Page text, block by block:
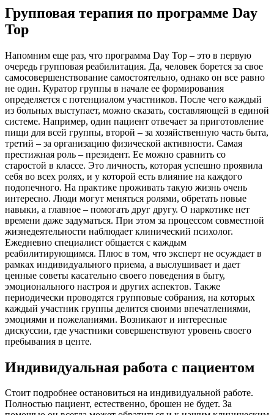
Групповая терапия по программе Day
Top
Напомним еще раз, что программа Day Top – это в первую
очередь групповая реабилитация. Да, человек борется за свое
самосовершенствование самостоятельно, однако он все равно
не один. Куратор группы в начале ее формирования
определяется с потенциалом участников. После чего каждый
из больных выступает, можно сказать, составляющей в единой
системе. Например, один пациент отвечает за приготовление
пищи для всей группы, второй – за хозяйственную часть быта,
третий – за организацию физической активности. Самая
престижная роль – президент. Ее можно сравнить со
старостой в классе. Это личность, которая успешно проявила
себя во всех ролях, и у которой есть влияние на каждого
подопечного. На практике проживать такую жизнь очень
интересно. Люди могут меняться ролями, обретать новые
навыки, а главное – помогать друг другу. О наркотике нет
времени даже задуматься. При этом за процессом совместной
жизнедеятельности наблюдает клинический психолог.
Ежедневно специалист общается с каждым
реабилитирующимся. Плюс в том, что эксперт не осуждает в
рамках индивидуального приема, а выслушивает и дает
ценные советы касательно своего поведения в быту,
эмоционального настроя и других аспектов. Также
периодически проводятся групповые собрания, на которых
каждый участник группы делится своими впечатлениями,
эмоциями и пожеланиями. Возникают и интересные
дискуссии, где участники совершенствуют уровень своего
пребывания в центе.
Индивидуальная работа с пациентом
Стоит подробнее остановиться на индивидуальной работе.
Полностью пациент, естественно, брошен не будет. За